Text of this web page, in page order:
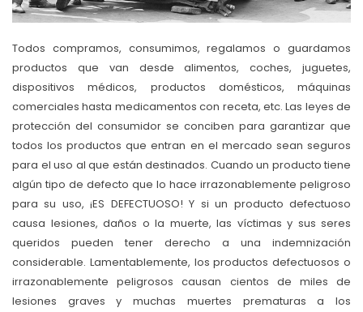
Todos compramos, consumimos, regalamos o guardamos
productos que van desde alimentos, coches, juguetes,
dispositivos médicos, productos domésticos, máquinas
comerciales hasta medicamentos con receta, etc. Las leyes de
protección del consumidor se conciben para garantizar que
todos los productos que entran en el mercado sean seguros
para el uso al que están destinados. Cuando un producto tiene
algún tipo de defecto que lo hace irrazonablemente peligroso
para su uso, ¡ES DEFECTUOSO! Y si un producto defectuoso
causa lesiones, daños o la muerte, las víctimas y sus seres
queridos pueden tener derecho a una indemnización
considerable. Lamentablemente, los productos defectuosos o
irrazonablemente peligrosos causan cientos de miles de
lesiones graves y muchas muertes prematuras a los